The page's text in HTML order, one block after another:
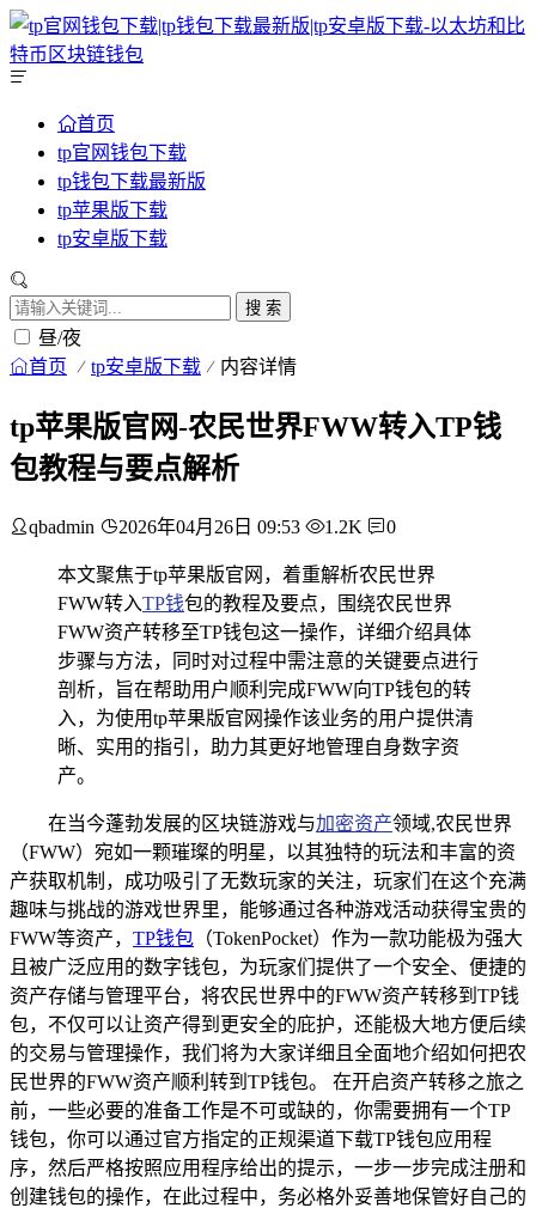
首页
tp官网钱包下载
tp钱包下载最新版
tp苹果版下载
tp安卓版下载
搜 索
昼/夜
首页 tp安卓版下载 内容详情
tp苹果版官网-农民世界FWW转入TP钱
包教程与要点解析
qbadmin 2026年04月26日 09:53 1.2K 0
本文聚焦于tp苹果版官网，着重解析农民世界
FWW转入TP钱包的教程及要点，围绕农民世界
FWW资产转移至TP钱包这一操作，详细介绍具体
步骤与方法，同时对过程中需注意的关键要点进行
剖析，旨在帮助用户顺利完成FWW向TP钱包的转
入，为使用tp苹果版官网操作该业务的用户提供清
晰、实用的指引，助力其更好地管理自身数字资
产。
在当今蓬勃发展的区块链游戏与加密资产领域,农民世界
（FWW）宛如一颗璀璨的明星，以其独特的玩法和丰富的资
产获取机制，成功吸引了无数玩家的关注，玩家们在这个充满
趣味与挑战的游戏世界里，能够通过各种游戏活动获得宝贵的
FWW等资产， TP钱包 （TokenPocket）作为一款功能极为强大
且被广泛应用的数字钱包，为玩家们提供了一个安全、便捷的
资产存储与管理平台，将农民世界中的FWW资产转移到TP钱
包，不仅可以让资产得到更安全的庇护，还能极大地方便后续
的交易与管理操作，我们将为大家详细且全面地介绍如何把农
民世界的FWW资产顺利转到TP钱包。 在开启资产转移之旅之
前，一些必要的准备工作是不可或缺的，你需要拥有一个TP
钱包，你可以通过官方指定的正规渠道下载TP钱包应用程
序，然后严格按照应用程序给出的提示，一步一步完成注册和
创建钱包的操作，在此过程中，务必格外妥善地保管好自己的